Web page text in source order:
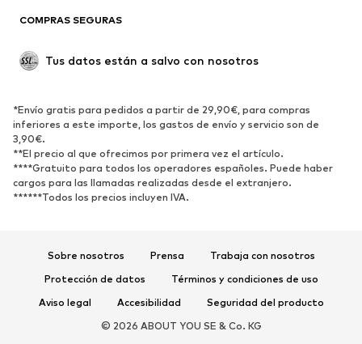
Tallas grandes
Reciclado
ZAPATOS
Nuevo
Zapatillas de deporte
Botines
Zapatos de tacón y plataforma Botas
Zapatillas de casa
Exclusivo
COMPRAS SEGURAS
Tus datos están a salvo con nosotros
*Envío gratis para pedidos a partir de 29,90€, para compras
inferiores a este importe, los gastos de envío y servicio son de
3,90€.
**El precio al que ofrecimos por primera vez el artículo.
****Gratuito para todos los operadores españoles. Puede haber
cargos para las llamadas realizadas desde el extranjero.
******Todos los precios incluyen IVA.
Sobre nosotros Prensa
Trabaja con nosotros
Protección de datos
Términos y condiciones de uso
Aviso legal
Accesibilidad
Seguridad del producto
© 2026 ABOUT YOU SE & Co. KG